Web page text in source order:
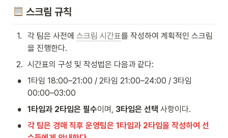
스크림 규칙
1. 각 팀은 사전에 스크림 시간표를 작성하여 계획적인 스크림
을 진행한다.
2. 시간표의 구성 및 작성법은 다음과 같다:
•
1타임 18:00–21:00 / 2타임 21:00–24:00 / 3타임
00:00–03:00
• 1타임과 2타임은 필수이며, 3타임은 선택 사항이다.
•
각 팀은 경매 직후 운영팀은 1타임과 2타임을 작성하여 선